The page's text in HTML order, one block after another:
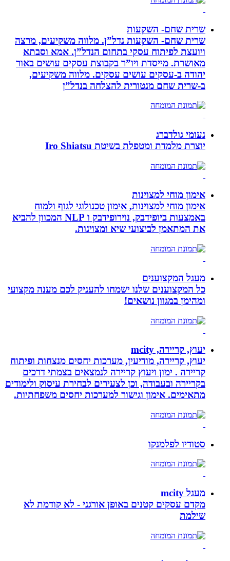
שרית שחם- השקעות
שרית שחם- השקעות נדל”ן. מלווה משקיעים, מרצה
ויועצת לפיתוח עסקי בתחום הנדל”ן. אמא וסבתא
מאושרת. ‏מייסדת ויו”ר בקבוצת עסקים עושים באור
יהודה‏ ב-‏עסקים עושים עסקים‏. ‏מלווה משקיעים,
ב-‏שרית שחם מנטורית להצלחה בנדל”ן‏
נעומי גולדברג
יוצרת מלמדת ומטפלת בשיטת Iro Shiatsu
אימון מוחי למצוינות
אימון מוחי למצוינות, אימון טכנולוגי לגוף ולמוח
באמצעות ביופידבק, נוירופידבק ו NLP המכוון להביא
את המתאמן לביצועי שיא ומצוינות.
מעגל המקצוענים
כל המקצוענים שלנו ישמחו להעניק לכם מענה מקצועי
ומהימן במגוון נושאים!
יעוץ, קריירה, mcity
יעוץ, קריירה, מודיעין, מערכות יחסים מנצחות ופיתוח
קריירה . ימון ויעוץ קריירה לנמצאים בצמתי דרכים
בקריירה ובעבודה, וכן לצעירים לבחירת עיסוק ולימודים
מתאימים. אימון וגישור למערכות יחסים משפחתיות.
סטודיו לפלמנקו
מעגל mcity
מקדם עסקים קטנים באופן אורגני - לא קודמת לא
שילמת